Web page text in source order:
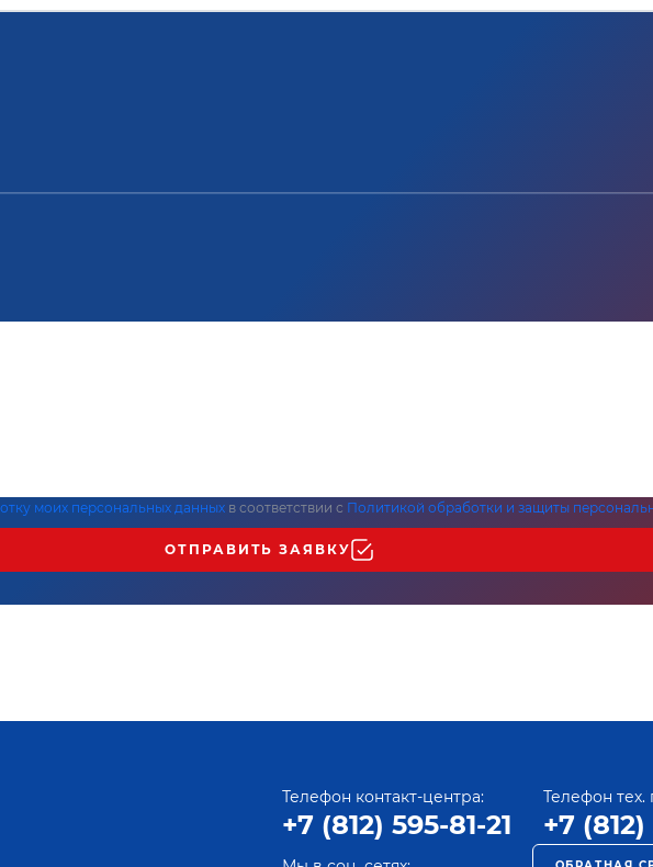
моих персональных данных в соответствии с Политикой обработки и защиты
ОТПРАВИТЬ ЗАЯВКУ
Телефон контакт-центра:
+7 (812) 595-81-21
Телефон
+7